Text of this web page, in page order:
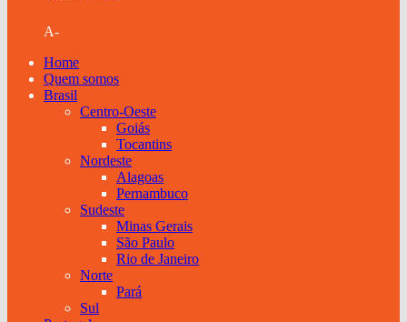
A-
Home
Quem somos
Brasil
Centro-Oeste
Goiás
Tocantins
Nordeste
Alagoas
Pernambuco
Sudeste
Minas Gerais
São Paulo
Rio de Janeiro
Norte
Pará
Sul